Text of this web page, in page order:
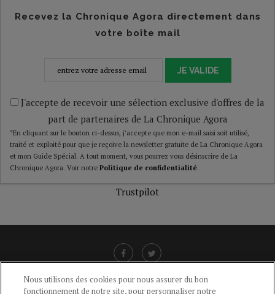
Recevez la Chronique Agora directement dans
votre boîte mail
JE VALIDE
J'accepte de recevoir une sélection exclusive d'offres de la
part de partenaires de La Chronique Agora
*En cliquant sur le bouton ci-dessus, j’accepte que mon e-mail saisi soit utilisé,
traité et exploité pour que je reçoive la newsletter gratuite de La Chronique Agora
et mon Guide Spécial. A tout moment, vous pourrez vous désinscrire de La
Chronique Agora. Voir notre Politique de confidentialité.
Trustpilot
Nous utilisons des cookies pour nous assurer du bon
fonctionnement de notre site, pour personnaliser notre